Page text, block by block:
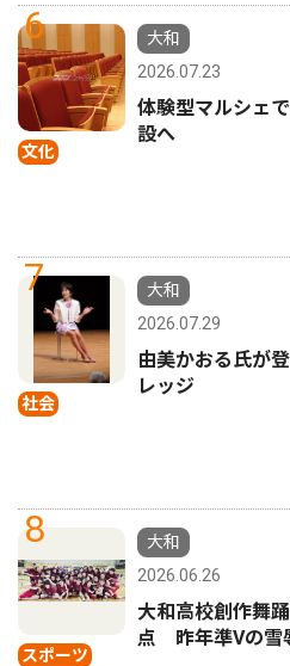
6
文化
大和
2026.07.23
体験型マルシェ
設へ
7
社会
大和
2026.07.29
由美かおる氏が
レッジ
8
スポーツ
大和
2026.06.26
大和高校創作舞
点 昨年準Vの雪